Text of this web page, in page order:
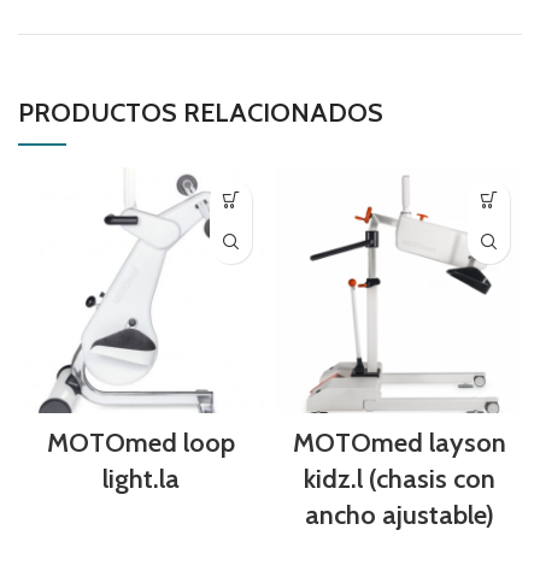
PRODUCTOS RELACIONADOS
MOTOmed loop
light.la
MOTOmed layson
kidz.l (chasis con
ancho ajustable)